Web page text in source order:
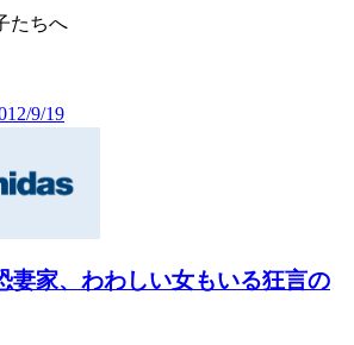
たちへ
9/19
妻家、わわしい女もいる狂言の